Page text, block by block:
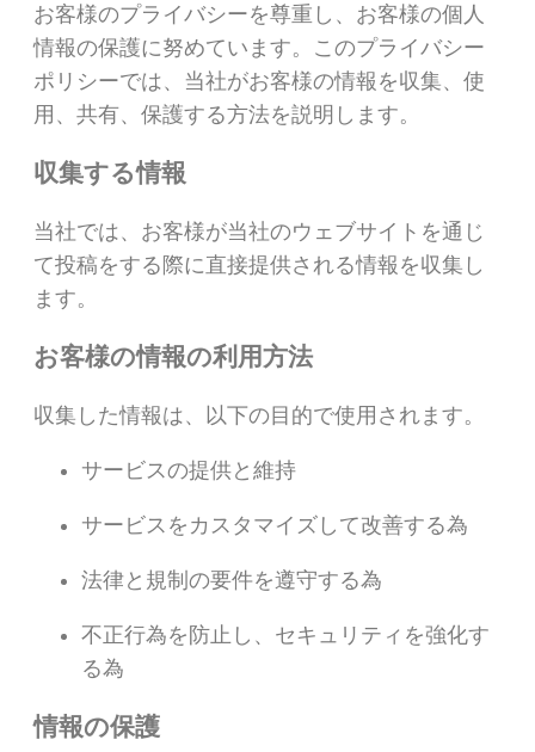
お客様のプライバシーを尊重し、お客様の個人
情報の保護に努めています。このプライバシー
ポリシーでは、当社がお客様の情報を収集、使
用、共有、保護する方法を説明します。
収集する情報
当社では、お客様が当社のウェブサイトを通じ
て投稿をする際に直接提供される情報を収集し
ます。
お客様の情報の利用方法
収集した情報は、以下の目的で使用されます。
サービスの提供と維持
サービスをカスタマイズして改善する為
法律と規制の要件を遵守する為
不正行為を防止し、セキュリティを強化す
る為
情報の保護